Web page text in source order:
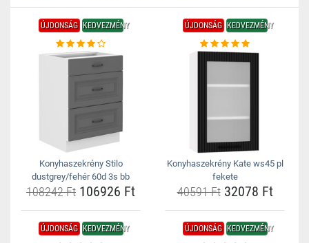
ÚJDONSÁG KEDVEZMÉNY
Konyhaszekrény Stilo
dustgrey/fehér 60d 3s bb
108242 Ft 106926 Ft
ÚJDONSÁG KEDVEZMÉNY
Konyhaszekrény Kate ws45 pl
fekete
40591 Ft32078 Ft
ÚJDONSÁG KEDVEZMÉNY ÚJDONSÁG KEDVEZMÉNY